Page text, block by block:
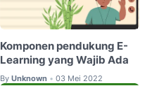
Komponen pendukung E-
Learning yang Wajib Ada
By Unknown • 03 Mei 2022